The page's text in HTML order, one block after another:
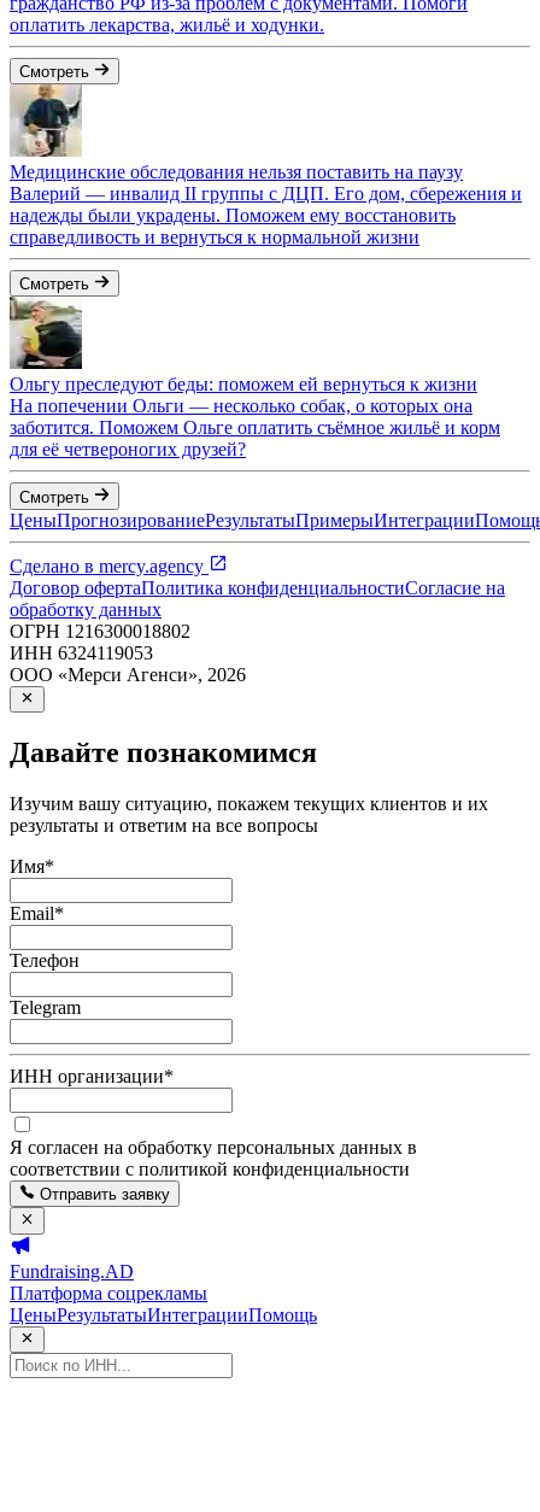
оплатить лекарства, жильё и ходунки.
Смотреть
Медицинские обследования нельзя поставить на паузу
Валерий — инвалид II группы с ДЦП. Его дом, сбережения и
надежды были украдены. Поможем ему восстановить
справедливость и вернуться к нормальной жизни
Смотреть
Ольгу преследуют беды: поможем ей вернуться к жизни
На попечении Ольги — несколько собак, о которых она
заботится. Поможем Ольге оплатить съёмное жильё и корм
для её четвероногих друзей?
Смотреть
ЦеныПрогнозированиеРезультатыПримерыИнтеграции
Сделано в mercy.agency
Договор офертаПолитика конфиденциальностиСогласие на
обработку данных
ОГРН 1216300018802
ИНН 6324119053
ООО «Мерси Агенси», 2026
Давайте познакомимся
Изучим вашу ситуацию, покажем текущих клиентов и их
результаты и ответим на все вопросы
Имя*
Email*
Телефон
Telegram
ИНН организации*
Я согласен на обработку персональных данных в
соответствии с политикой конфиденциальности
Отправить заявку
Fundraising.AD
Платформа соцрекламы
ЦеныРезультатыИнтеграцииПомощь